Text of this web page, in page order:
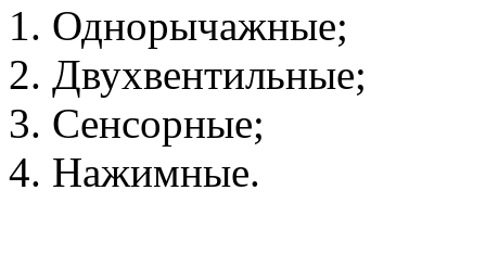
Однорычажные;
Двухвентильные;
Сенсорные;
Нажимные.